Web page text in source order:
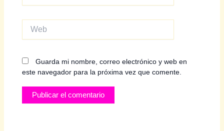
Guarda mi nombre, correo electrónico y web en
este navegador para la próxima vez que comente.